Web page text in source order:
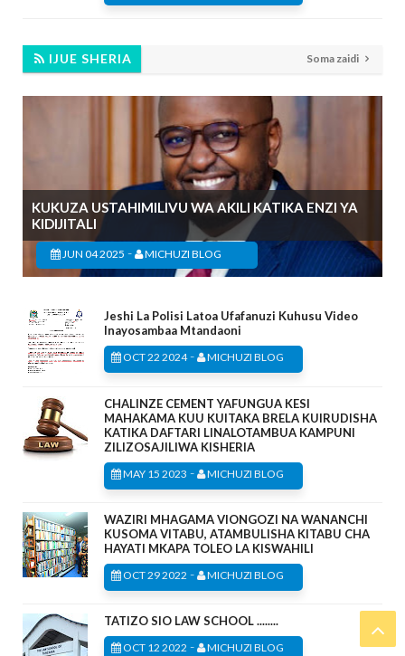
IJUE SHERIA Soma zaidi
KUKUZA USTAHIMILIVU WA AKILI KATIKA ENZI YA
KIDIJITALI
JUN 04 2025 - MICHUZI BLOG
Jeshi La Polisi Latoa Ufafanuzi Kuhusu Video
Inayosambaa Mtandaoni
OCT 22 2024- MICHUZI BLOG
CHALINZE CEMENT YAFUNGUA KESI
MAHAKAMA KUU KUITAKA BRELA KUIRUDISHA
KATIKA DAFTARI LINALOTAMBUA KAMPUNI
ZILIZOSAJILIWA KISHERIA
MAY 15 2023 - MICHUZI BLOG
WAZIRI MHAGAMA VIONGOZI NA WANANCHI
KUSOMA VITABU, ATAMBULISHA KITABU CHA
HAYATI MKAPA TOLEO LA KISWAHILI
OCT 29 2022 - MICHUZI BLOG
TATIZO SIO LAW SCHOOL ........
OCT 12 2022 - MICHUZI BLOG